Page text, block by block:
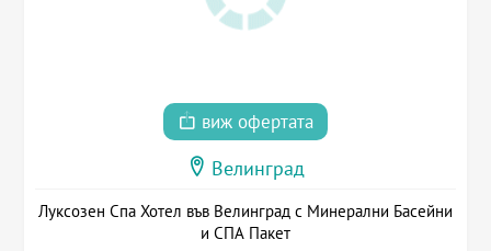
виж офертата
Велинград
Луксозен Спа Хотел във Велинград с Минерални Басейни
и СПА Пакет